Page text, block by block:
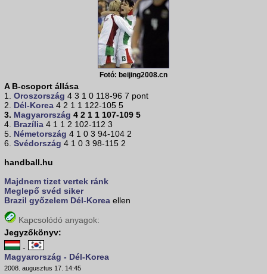
Fotó: beijing2008.cn
A B-csoport állása
1. Oroszország 4 3 1 0 118-96 7 pont
2. Dél-Korea 4 2 1 1 122-105 5
3. Magyarország 4 2 1 1 107-109 5
4. Brazília 4 1 1 2 102-112 3
5. Németország 4 1 0 3 94-104 2
6. Svédország 4 1 0 3 98-115 2
handball.hu
Majdnem tizet vertek ránk
Meglepő svéd siker
Brazil győzelem Dél-Korea ellen
Kapcsolódó anyagok:
Jegyzőkönyv:
-
Magyarország - Dél-Korea
2008. augusztus 17. 14:45